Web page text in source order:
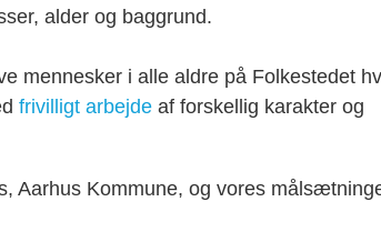
alder og baggrund.
mennesker i alle aldre på Folkestedet
frivilligt arbejdeaf forskellig karakter og
Aarhus Kommune, og vores